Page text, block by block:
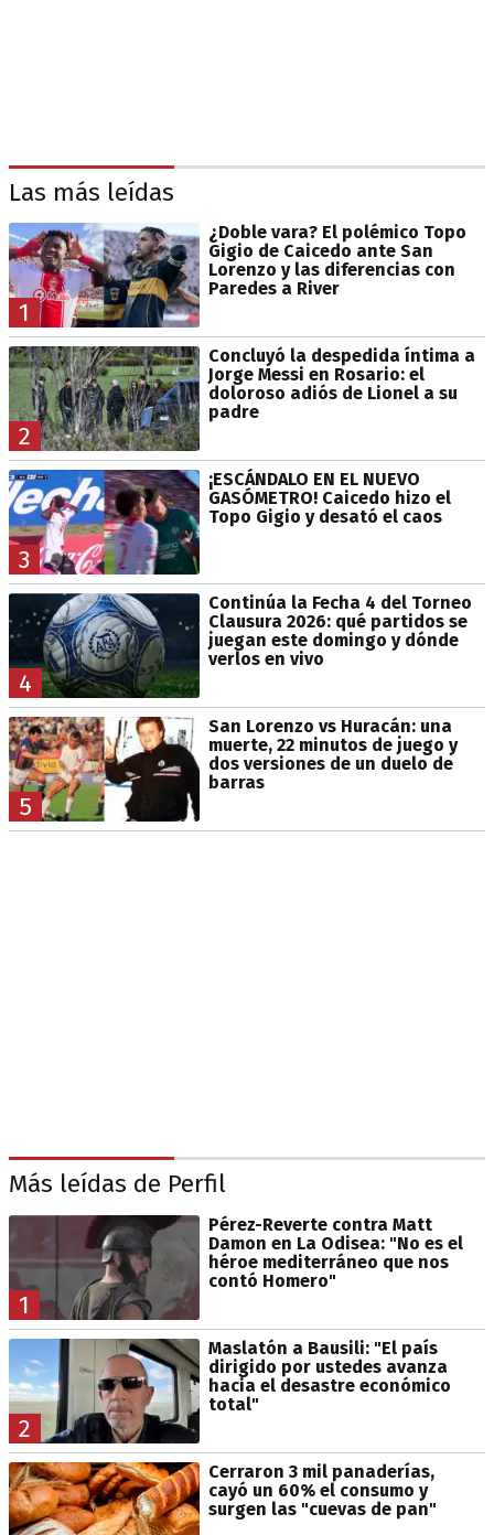
Las más leídas
1
¿Doble vara? El polémico Topo
Gigio de Caicedo ante San
Lorenzo y las diferencias con
Paredes a River
2
Concluyó la despedida íntima a
Jorge Messi en Rosario: el
doloroso adiós de Lionel a su
padre
3
¡ESCÁNDALO EN EL NUEVO
GASÓMETRO! Caicedo hizo el
Topo Gigio y desató el caos
4
Continúa la Fecha 4 del Torneo
Clausura 2026: qué partidos se
juegan este domingo y dónde
verlos en vivo
5
San Lorenzo vs Huracán: una
muerte, 22 minutos de juego y
dos versiones de un duelo de
barras
Más leídas de Perfil
1
Pérez-Reverte contra Matt
Damon en La Odisea: "No es el
héroe mediterráneo que nos
contó Homero"
2
Maslatón a Bausili: "El país
dirigido por ustedes avanza
hacia el desastre económico
total"
Cerraron 3 mil panaderías,
cayó un 60% el consumo y
surgen las "cuevas de pan"